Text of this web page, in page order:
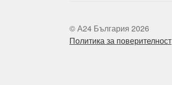
© А24 България 2026
Политика за поверителност